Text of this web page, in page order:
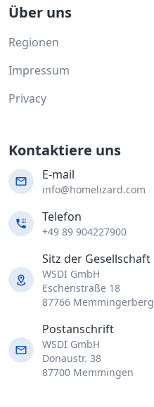
Über uns
Regionen
Impressum
Privacy
Kontaktiere uns
E-mail
info@homelizard.com
Telefon
+49 89 904227900
Sitz der Gesellschaft
WSDI GmbH
Eschenstraße 18
87766 Memmingerberg
Postanschrift
WSDI GmbH
Donaustr. 38
87700 Memmingen